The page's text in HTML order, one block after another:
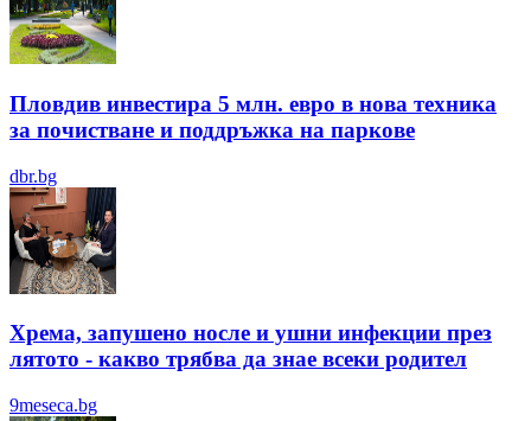
Пловдив инвестира 5 млн. евро в нова техника
за почистване и поддръжка на паркове
dbr.bg
Хрема, запушено носле и ушни инфекции през
лятотo - какво трябва да знае всеки родител
9meseca.bg